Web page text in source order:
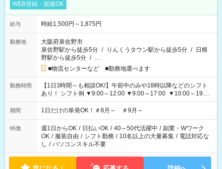
WEB登録・面接OK
給与 時給1,500円～1,875円
勤務地
大阪府泉佐野市
泉佐野駅から徒歩5分 / りんくうタウン駅から徒歩5分 / 日根
野駅から徒歩5分 / …
■物流センターなど ■勤務地選べます
勤務時間
【1日3時間～も相談OK!】午前中のみや18時以降などのシフト
あり！ シフト例 ▼9:00～12:00 ▼9:00～17:00 ▼10:00～19:00
▼18:00～21:00
期間 1日だけの単発OK！＃8月～ ＃9月～
特徴 週1日からOK / 日払いOK / 40～50代活躍中 / 副業・Wワーク
OK / 服装自由 / シフト勤務 / 10名以上の大量募集 / 電話対応な
し / パソコンスキル不要